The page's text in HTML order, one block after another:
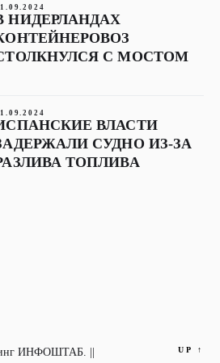
НИДЕРЛАНДАХ
С МОСТОМ
ВЛАСТИ
СУДНО ИЗ-ЗА
ТОПЛИВА
ИНФОШТАБ. ||
UP ↑